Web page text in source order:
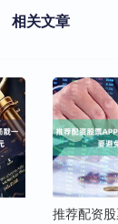
相关文章
推荐配资